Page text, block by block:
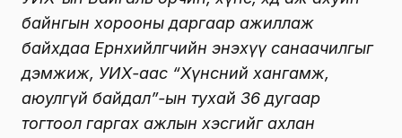
байнгын хорооны даргаар ажиллаж
байхдаа Ерөнхийлөгчийн энэхүү санаачилгыг
дэмжиж, УИХ-аас “Хүнсний хангамж,
аюулгүй байдал”-ын тухай 36 дугаар
тогтоол гаргах ажлын хэсгийг ахлан